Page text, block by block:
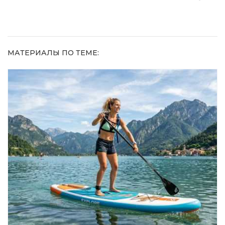
МАТЕРИАЛЫ ПО ТЕМЕ: